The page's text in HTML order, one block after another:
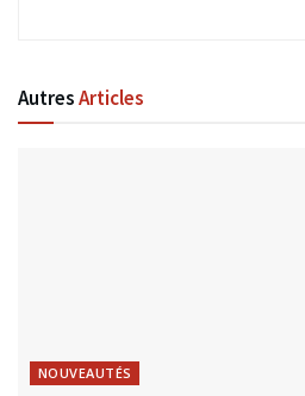
AutresArticles
NOUVEAUTÉS